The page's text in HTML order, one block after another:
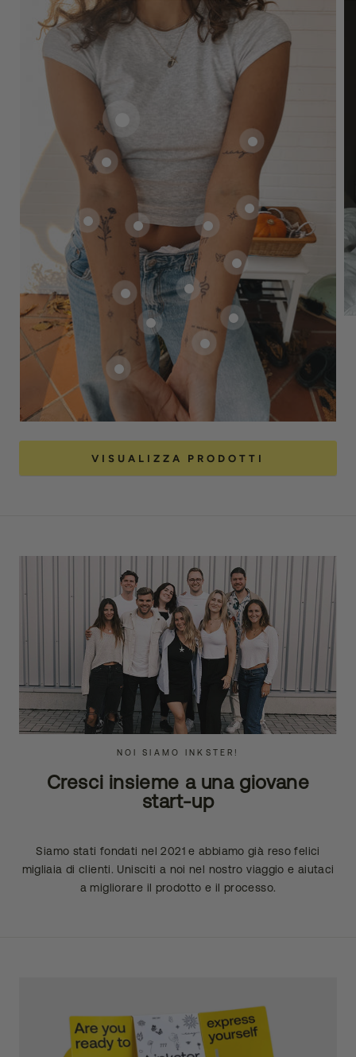
VISUALIZZA PRODOTTI
NOI SIAMO INKSTER!
Cresci insieme a una giovane
start-up
Siamo stati fondati nel 2021 e abbiamo già reso felici
migliaia di clienti. Unisciti a noi nel nostro viaggio e aiutaci
a migliorare il prodotto e il processo.